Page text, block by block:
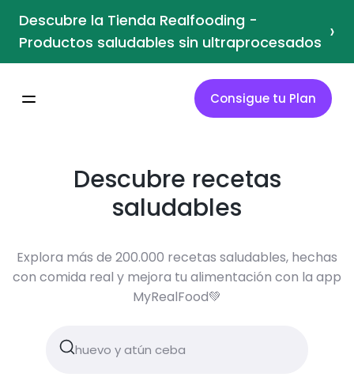
Descubre la Tienda Realfooding -
Productos saludables sin ultraprocesados ›
Consigue tu Plan
Descubre recetas
saludables
Explora más de 200.000 recetas saludables, hechas
con comida real y mejora tu alimentación con la app
MyRealFood💚